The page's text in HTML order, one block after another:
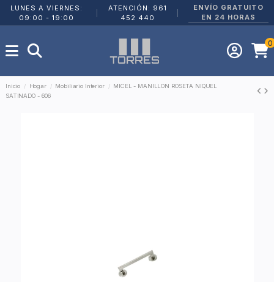
LUNES A VIERNES:
09:00 - 19:00
ATENCIÓN: 961
452 440
ENVÍO GRATUITO
EN 24 HORAS
0
Inicio Hogar Mobiliario Interior
MICEL - MANILLON ROSETA NIQUEL
SATINADO - 606